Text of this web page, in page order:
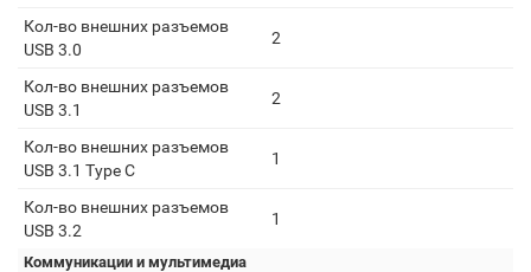
Кол-во внешних разъемов
USB 3.0
2
Кол-во внешних разъемов
USB 3.1
2
Кол-во внешних разъемов
USB 3.1 Type C
1
Кол-во внешних разъемов
USB 3.2
1
Коммуникации и мультимедиа